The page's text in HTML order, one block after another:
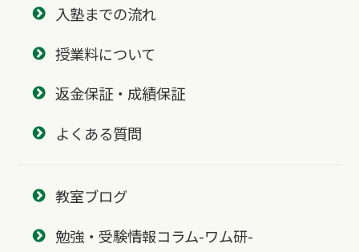
入塾までの流れ
授業料について
返金保証・成績保証
よくある質問
教室ブログ
勉強・受験情報コラム-ワム研-